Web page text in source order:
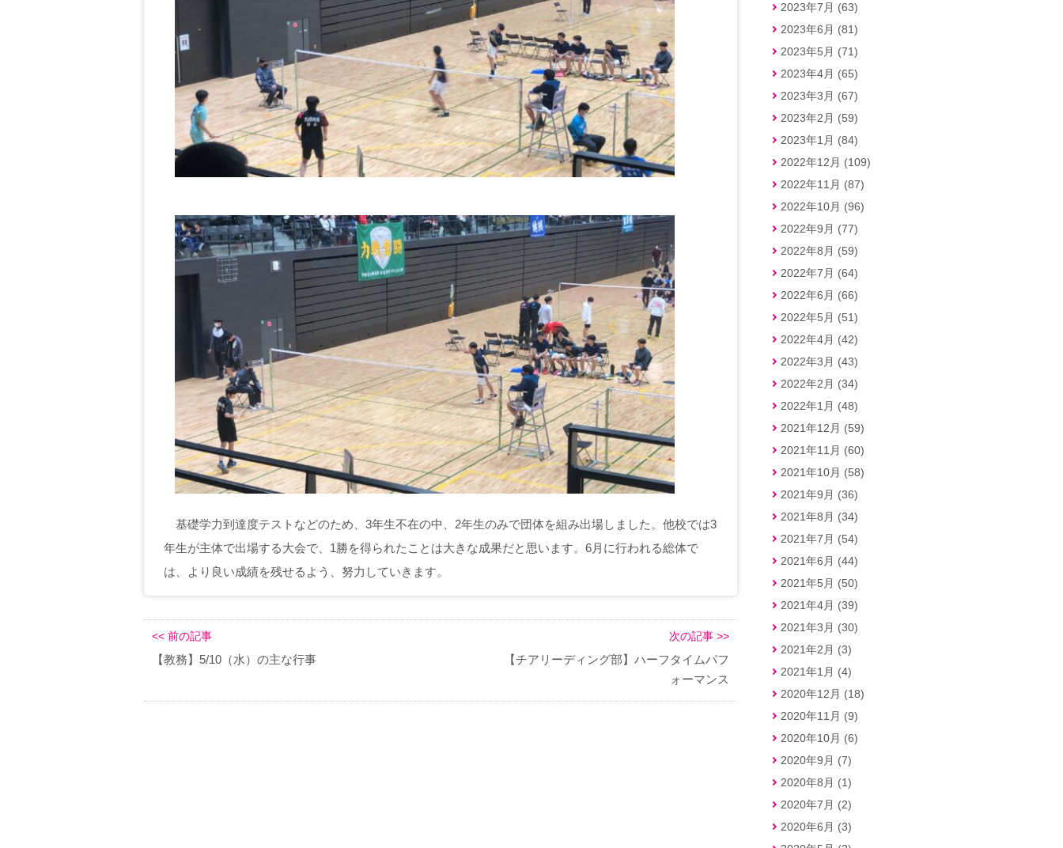
基礎学力到達度テストなどのため、3年生不在の中、2年生のみで団体を組み出場しました。他校では3
年生が主体で出場する大会で、1勝を得られたことは大きな成果だと思います。6月に行われる総体で
は、より良い成績を残せるよう、努力していきます。
<< 前の記事
【教務】5/10（水）の主な行事
次の記事 >>
【チアリーディング部】ハーフタイムパフ
ォーマンス
2023年7月 (63)
2023年6月 (81)
2023年5月 (71)
2023年4月 (65)
2023年3月 (67)
2023年2月 (59)
2023年1月 (84)
2022年12月 (109)
2022年11月 (87)
2022年10月 (96)
2022年9月 (77)
2022年8月 (59)
2022年7月 (64)
2022年6月 (66)
2022年5月 (51)
2022年4月 (42)
2022年3月 (43)
2022年2月 (34)
2022年1月 (48)
2021年12月 (59)
2021年11月 (60)
2021年10月 (58)
2021年9月 (36)
2021年8月 (34)
2021年7月 (54)
2021年6月 (44)
2021年5月 (50)
2021年4月 (39)
2021年3月 (30)
2021年2月 (3)
2021年1月 (4)
2020年12月 (18)
2020年11月 (9)
2020年10月 (6)
2020年9月 (7)
2020年8月 (1)
2020年7月 (2)
2020年6月 (3)